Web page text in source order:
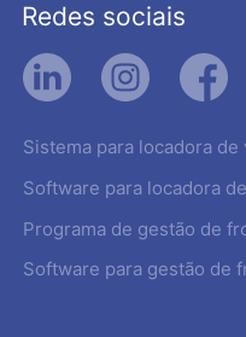
Redes sociais
Sistema para locadora de
Software para locadora
Programa de gestão de
Software para gestão de